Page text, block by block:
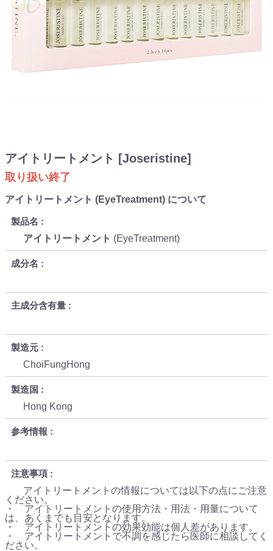
アイトリートメント [Joseristine]
取り扱い終了
アイトリートメント (EyeTreatment) について
製品名
アイトリートメント (EyeTreatment)
成分名
主成分含有量
製造元
ChoiFungHong
製造国
Hong Kong
参考情報
注意事項
アイトリートメントの情報については以下の点にご注意
ください。
・ アイトリートメントの使用方法・用法・用量について
は、あくまでも目安となります。
・ アイトリートメントの効果効能は個人差があります。
・ アイトリートメントで不調を感じたら医師に相談してく
ださい。